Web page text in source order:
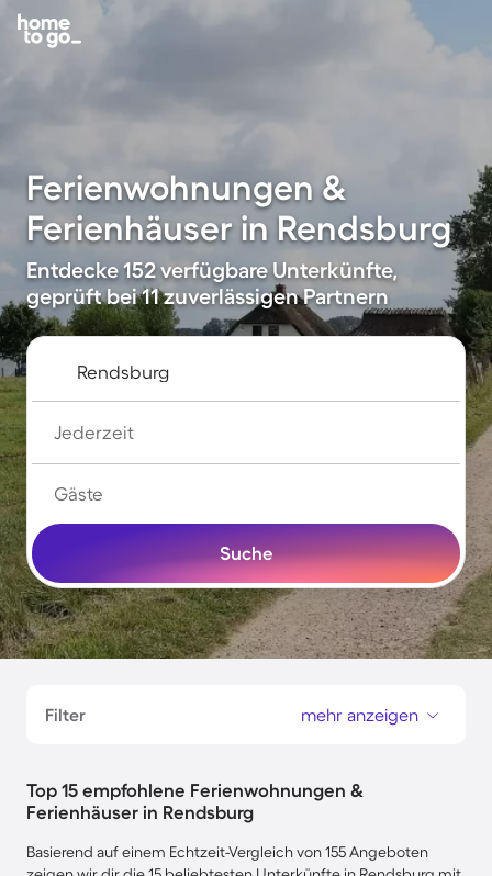
Ferienwohnungen &
Ferienhäuser in Rendsburg
Entdecke 152 verfügbare Unterkünfte,
geprüft bei 11 zuverlässigen Partnern
Jederzeit
Gäste
Suche
Filter mehr anzeigen
Top 15 empfohlene Ferienwohnungen &
Ferienhäuser in Rendsburg
Basierend auf einem Echtzeit-Vergleich von 155 Angeboten